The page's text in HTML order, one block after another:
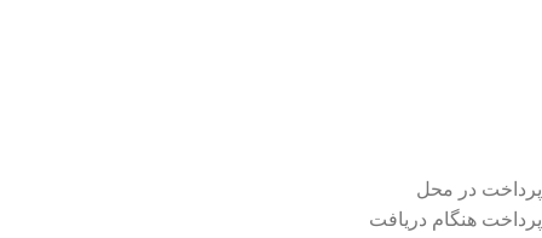
پرداخت در محل
پرداخت هنگام دریافت